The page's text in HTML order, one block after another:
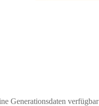
Generationsdaten verfügbar